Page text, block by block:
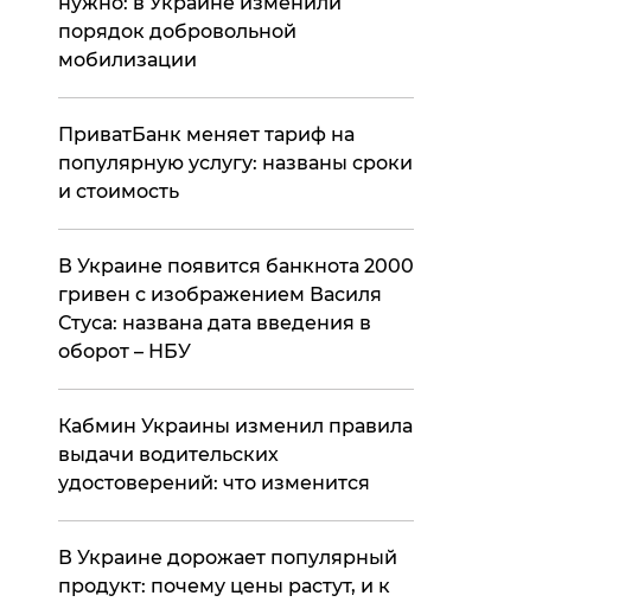
порядок добровольной
мобилизации
ПриватБанк меняет тариф на
популярную услугу: названы сроки
и стоимость
В Украине появится банкнота 2000
гривен с изображением Василя
Стуса: названа дата введения в
оборот – НБУ
Кабмин Украины изменил правила
выдачи водительских
удостоверений: что изменится
В Украине дорожает популярный
продукт: почему цены растут, и к